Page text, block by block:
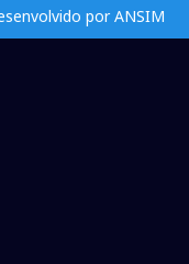
por ANSIM